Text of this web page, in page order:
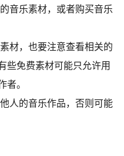
音乐素材，或者购买音乐
材，也要注意查看相关的
些免费素材可能只允许用
者。
人的音乐作品，否则可能